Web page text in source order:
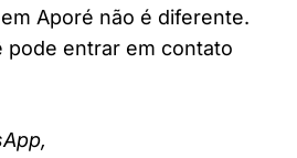
Aporé não é diferente.
pode entrar em contato